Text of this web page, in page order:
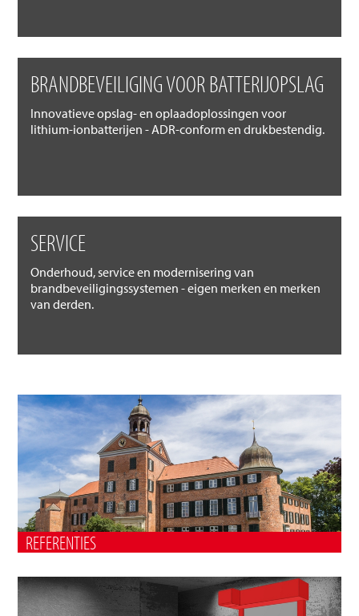
BRANDBEVEILIGING VOOR BATTERIJOPSLAG
Innovatieve opslag- en oplaadoplossingen voor
lithium-ionbatterijen - ADR-conform en drukbestendig.
SERVICE
Onderhoud, service en modernisering van
brandbeveiligingssystemen - eigen merken en merken
van derden.
REFERENTIES